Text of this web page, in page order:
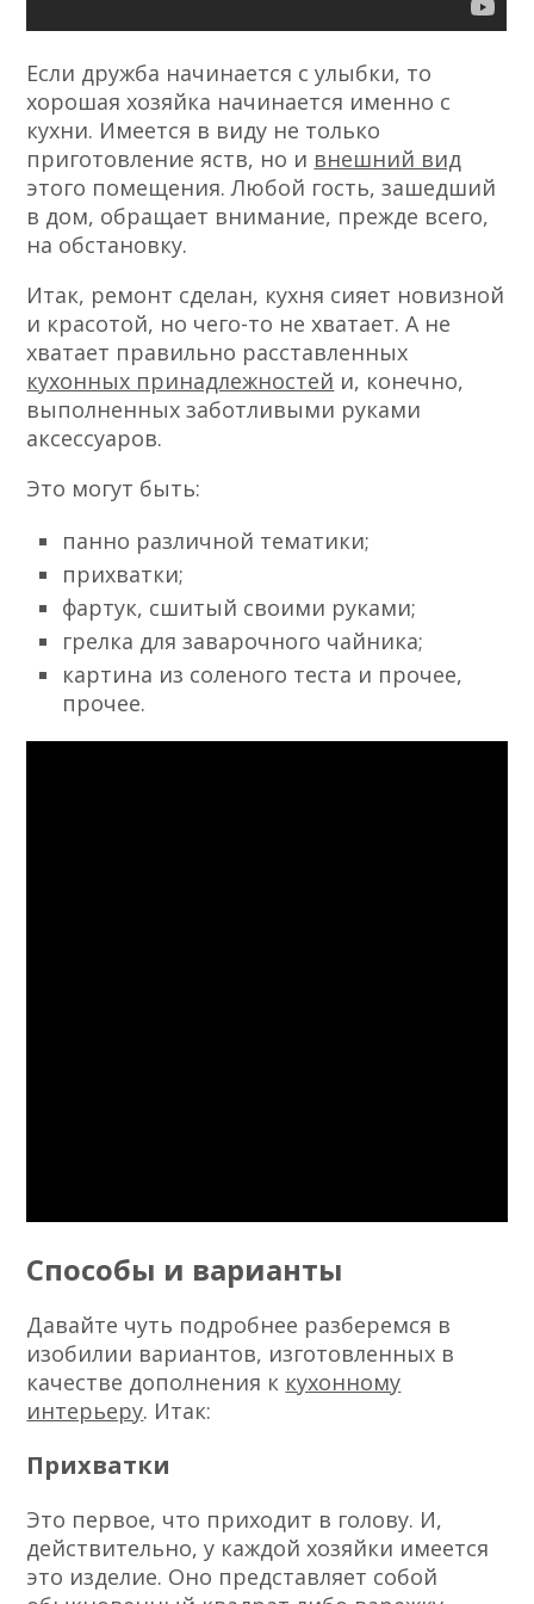
Если дружба начинается с улыбки, то
хорошая хозяйка начинается именно с
кухни. Имеется в виду не только
приготовление яств, но и внешний вид
этого помещения. Любой гость, зашедший
в дом, обращает внимание, прежде всего,
на обстановку.
Итак, ремонт сделан, кухня сияет новизной
и красотой, но чего-то не хватает. А не
хватает правильно расставленных
кухонных принадлежностей и, конечно,
выполненных заботливыми руками
аксессуаров.
Это могут быть:
панно различной тематики;
прихватки;
фартук, сшитый своими руками;
грелка для заварочного чайника;
картина из соленого теста и прочее,
прочее.
Способы и варианты
Давайте чуть подробнее разберемся в
изобилии вариантов, изготовленных в
качестве дополнения к кухонному
интерьеру. Итак:
Прихватки
Это первое, что приходит в голову. И,
действительно, у каждой хозяйки имеется
это изделие. Оно представляет собой